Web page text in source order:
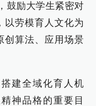
鼓励大学生紧密对
以劳模育人文化为
创算法、应用场景
建全域化育人机
神品格的重要目